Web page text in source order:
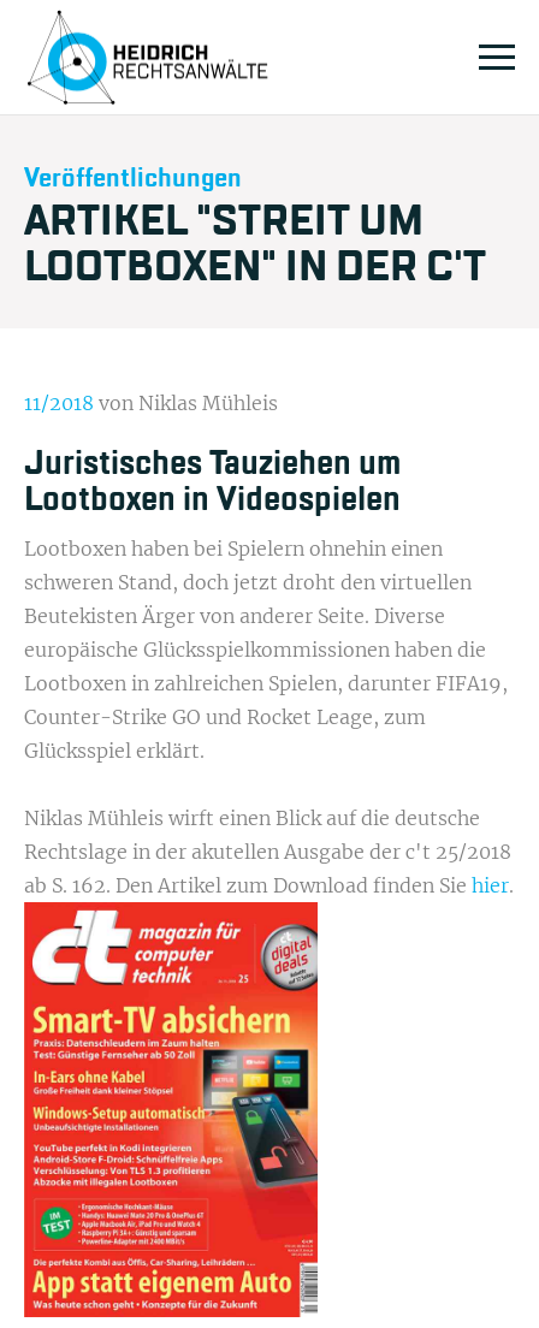
Veröffentlichungen
ARTIKEL "STREIT UM
LOOTBOXEN" IN DER C'T
11/2018 von Niklas Mühleis
Juristisches Tauziehen um
Lootboxen in Videospielen
Lootboxen haben bei Spielern ohnehin einen
schweren Stand, doch jetzt droht den virtuellen
Beutekisten Ärger von anderer Seite. Diverse
europäische Glücksspielkommissionen haben die
Lootboxen in zahlreichen Spielen, darunter FIFA19,
Counter-Strike GO und Rocket Leage, zum
Glücksspiel erklärt.
Niklas Mühleis wirft einen Blick auf die deutsche
Rechtslage in der akutellen Ausgabe der c't 25/2018
ab S. 162. Den Artikel zum Download finden Sie hier.